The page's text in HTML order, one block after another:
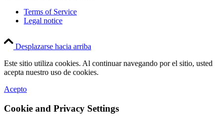
Terms of Service
Legal notice
Desplazarse hacia arriba
Este sitio utiliza cookies. Al continuar navegando por el sitio, usted
acepta nuestro uso de cookies.
Acepto
Cookie and Privacy Settings